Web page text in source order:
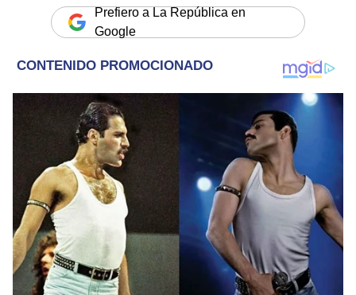
Prefiero a La República en
Google